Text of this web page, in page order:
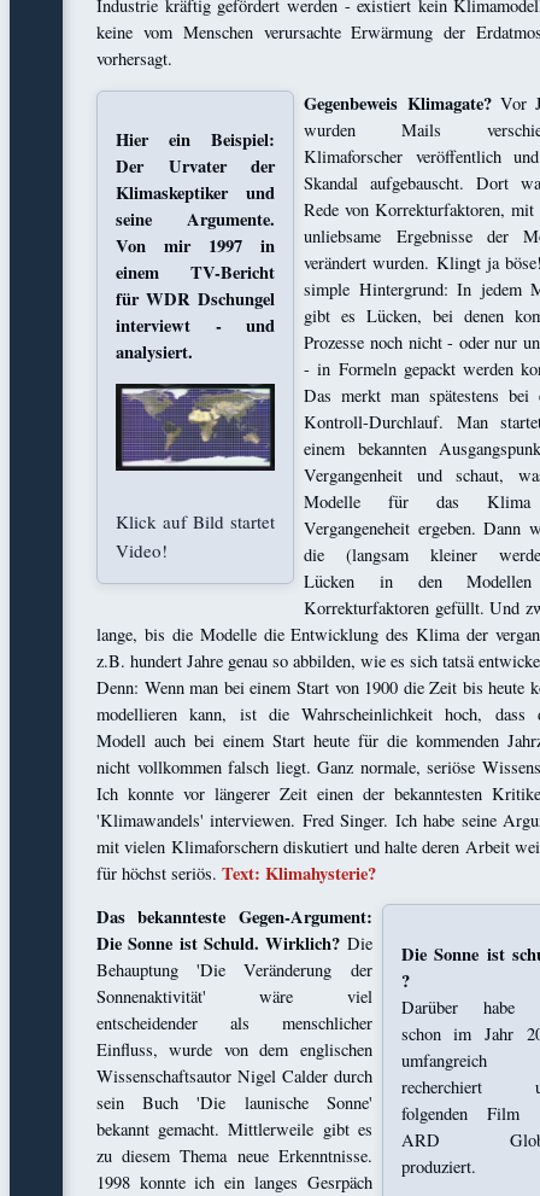
Industrie kräftig gefördert werden - existiert kein
keine vom Menschen verursachte Erwärmung der
vorhersagt.
Hier ein Beispiel:
Der Urvater der
Klimaskeptiker und
seine Argumente.
Von mir 1997 in
einem TV-Bericht
für WDR Dschungel
interviewt - und
analysiert.
Klick auf Bild startet
Video!
Gegenbeweis Klimagate?Vor
wurden Mails
Klimaforscher veröffentlich
Skandal aufgebauscht. Dort
Rede von Korrekturfaktoren, mit
unliebsame Ergebnisse der
verändert wurden. Klingt ja
simple Hintergrund: In jedem
gibt es Lücken, bei denen
Prozesse noch nicht - oder nur
- in Formeln gepackt werden
Das merkt man spätestens bei
Kontroll-Durchlauf. Man
einem bekannten
Vergangenheit und schaut,
Modelle für das
Vergangeneheit ergeben. Dann
die (langsam kleiner
Lücken in den
Korrekturfaktoren gefüllt. Und
lange, bis die Modelle die Entwicklung des Klima der
z.B. hundert Jahre genau so abbilden, wie es sich tatsä
Denn: Wenn man bei einem Start von 1900 die Zeit bis heute
modellieren kann, ist die Wahrscheinlichkeit hoch, dass
Modell auch bei einem Start heute für die kommenden
nicht vollkommen falsch liegt. Ganz normale, seriöse
Ich konnte vor längerer Zeit einen der bekanntesten
'Klimawandels' interviewen. Fred Singer. Ich habe seine
mit vielen Klimaforschern diskutiert und halte deren Arbeit
für höchst seriös. Text: Klimahysterie?
Die Sonne ist
?
Darüber habe
schon im Jahr
umfangreich
recherchiert
folgenden Film
ARD
produziert.
Das bekannteste Gegen-Argument:
Die Sonne ist Schuld. Wirklich? Die
Behauptung 'Die Veränderung der
Sonnenaktivität' wäre viel
entscheidender als menschlicher
Einfluss, wurde von dem englischen
Wissenschaftsautor Nigel Calder durch
sein Buch 'Die launische Sonne'
bekannt gemacht. Mittlerweile gibt es
zu diesem Thema neue Erkenntnisse.
1998 konnte ich ein langes Gesrpäch